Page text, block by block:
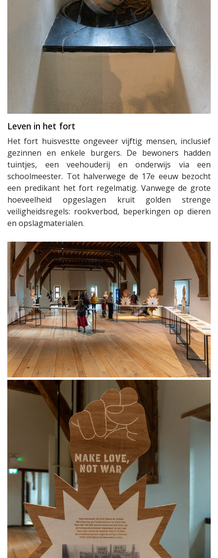
Leven in het fort
Het fort huisvestte ongeveer vijftig mensen, inclusief
gezinnen en enkele burgers. De bewoners hadden
tuintjes, een veehouderij en onderwijs via een
schoolmeester. Tot halverwege de 17e eeuw bezocht
een predikant het fort regelmatig. Vanwege de grote
hoeveelheid opgeslagen kruit golden strenge
veiligheidsregels: rookverbod, beperkingen op dieren
en opslagmaterialen.